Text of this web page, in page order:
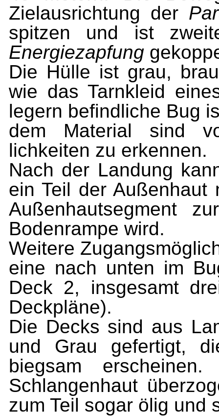
Zielausrichtung der
spitzen und ist
Energiezapfung
Die Hülle ist grau,
wie das Tarnkleid
legern befindliche Bug
dem Material sind
lichkeiten zu erkennen.
Nach der Landung
ein Teil der
Außenhautsegment
Boden­rampe wird.
Weitere
eine nach unten im
Deck 2, insgesamt
Deckpläne).
Die Decks sind aus
und Grau gefertigt,
biegsam
Schlangenhaut
zum Teil so­gar ölig und